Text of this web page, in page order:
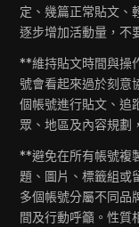
定、幾篇正常貼文、
逐步增加活動量，不
**維持貼文時間與操
號會看起來過於刻意
個帳號進行貼文、追
眾、地區及內容規劃
**避免在所有帳號複
題、圖片、標籤組或
多個帳號分屬不同品
間及行動呼籲。性質